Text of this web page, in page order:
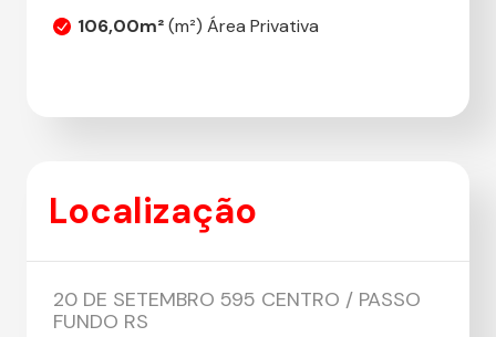
106,00m²(m²) Área Privativa
Localização
20 DE SETEMBRO 595 CENTRO / PASSO
FUNDO RS